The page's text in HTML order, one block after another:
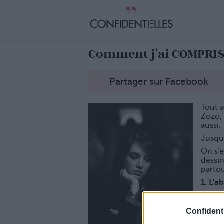
Comment j'ai
Partager sur Facebook
Tout
aussi.
On
1.
On